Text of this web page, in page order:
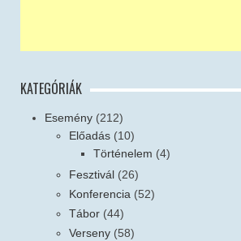
KATEGÓRIÁK
Esemény (212)
Előadás (10)
Történelem (4)
Fesztivál (26)
Konferencia (52)
Tábor (44)
Verseny (58)